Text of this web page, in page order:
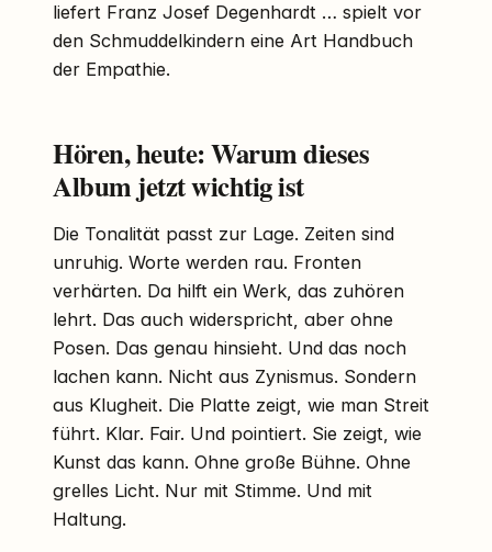
liefert Franz Josef Degenhardt … spielt vor
den Schmuddelkindern eine Art Handbuch
der Empathie.
Hören, heute: Warum dieses
Album jetzt wichtig ist
Die Tonalität passt zur Lage. Zeiten sind
unruhig. Worte werden rau. Fronten
verhärten. Da hilft ein Werk, das zuhören
lehrt. Das auch widerspricht, aber ohne
Posen. Das genau hinsieht. Und das noch
lachen kann. Nicht aus Zynismus. Sondern
aus Klugheit. Die Platte zeigt, wie man Streit
führt. Klar. Fair. Und pointiert. Sie zeigt, wie
Kunst das kann. Ohne große Bühne. Ohne
grelles Licht. Nur mit Stimme. Und mit
Haltung.